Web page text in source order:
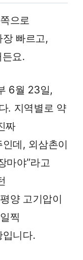
으로
빠르고,
요.
6월 23일,
. 지역별로 약
짜
데, 외삼촌이
마야”라고
양 고기압이
찍
니다.